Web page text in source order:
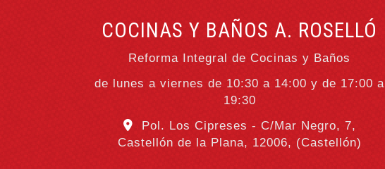
COCINAS Y BAÑOS A. ROSELLÓ
Reforma Integral de Cocinas y Baños
de lunes a viernes de 10:30 a 14:00 y de 17:00 a
19:30
Pol. Los Cipreses - C/Mar Negro, 7,
Castellón de la Plana, 12006, (Castellón)